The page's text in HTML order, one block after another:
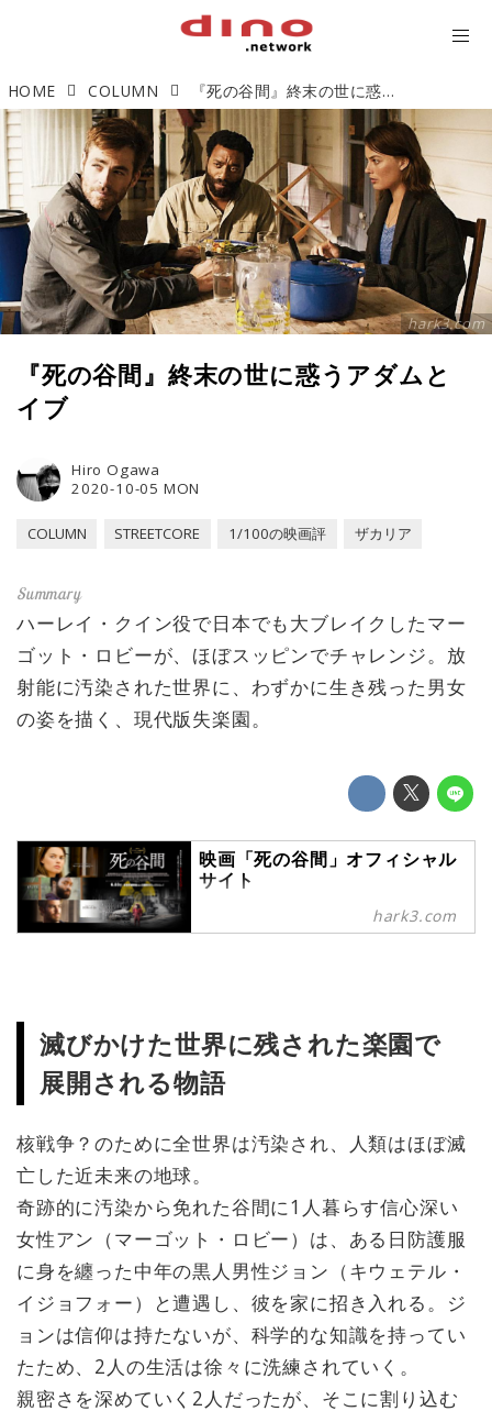
HOME COLUMN 『死の谷間』終末の世に惑うアダムとイブ
hark3.com
『死の谷間』終末の世に惑うアダムと
イブ
2020-10-05 MON
Hiro Ogawa
COLUMN STREETCORE 1/100の映画評 ザカリア
ハーレイ・クイン役で日本でも大ブレイクしたマー
ゴット・ロビーが、ほぼスッピンでチャレンジ。放
射能に汚染された世界に、わずかに生き残った男女
の姿を描く、現代版失楽園。
映画「死の谷間」オフィシャル
サイト
核汚染の末に生き残った１人の女と
２人の男ーー脆く崩れやすい人間の
hark3.com
滅びかけた世界に残された楽園で
展開される物語
核戦争？のために全世界は汚染され、人類はほぼ滅
亡した近未来の地球。
奇跡的に汚染から免れた谷間に1人暮らす信心深い
女性アン（マーゴット・ロビー）は、ある日防護服
に身を纏った中年の黒人男性ジョン（キウェテル・
イジョフォー）と遭遇し、彼を家に招き入れる。ジ
ョンは信仰は持たないが、科学的な知識を持ってい
たため、2人の生活は徐々に洗練されていく。
親密さを深めていく2人だったが、そこに割り込む